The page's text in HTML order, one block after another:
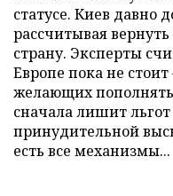
статусе. Киев давно
рассчитывая
страну. Эксперты
Европе пока не
желающих
сначала лишит
принудительной
есть все механизмы...